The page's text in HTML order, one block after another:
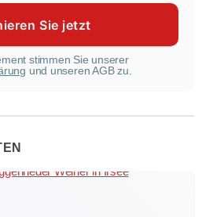
stimmen Sie unserer
und unseren AGB zu.